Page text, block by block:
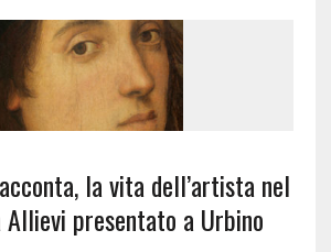
la vita dell’artista nel
presentato a Urbino